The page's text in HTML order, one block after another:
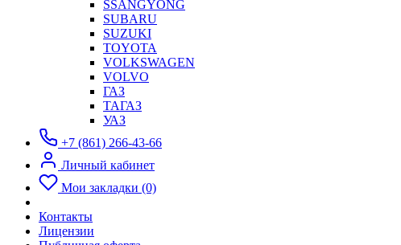
SSANGYONG
SUBARU
SUZUKI
TOYOTA
VOLKSWAGEN
VOLVO
ГАЗ
ТАГАЗ
УАЗ
+7 (861) 266-43-66
Личный кабинет
Мои закладки (0)
Контакты
Лицензии